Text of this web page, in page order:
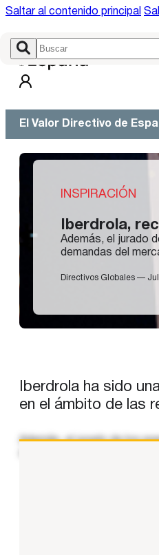
Saltar al contenido principal
El Valor Directivo de
INSPIRACIÓN
Iberdrola,
Además, el jurado
demandas del
Directivos Globales —
Iberdrola ha sido
en el ámbito de las
Además, el jurado de los